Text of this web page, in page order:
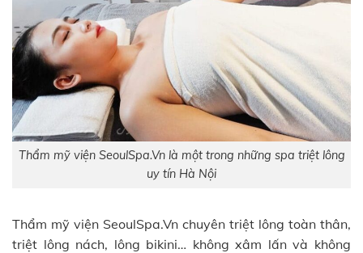
Thẩm mỹ viện SeoulSpa.Vn là một trong những spa triệt lông
uy tín Hà Nội
Thẩm mỹ viện SeoulSpa.Vn chuyên triệt lông toàn thân,
triệt lông nách, lông bikini… không xâm lấn và không